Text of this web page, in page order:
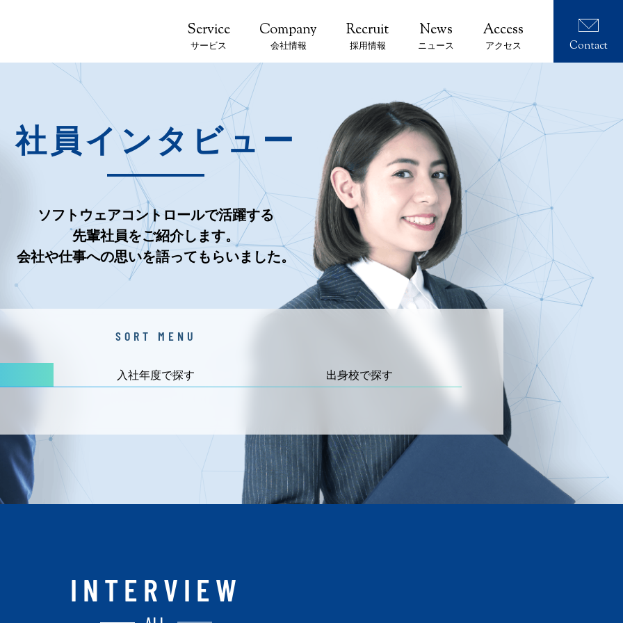
サービス 会社情報 採用情報 ニュース アクセス Contact
社員インタビュー
ソフトウェアコントロールで活躍する
先輩社員をご紹介します。
会社や仕事への思いを語ってもらいました。
SORT MENU
入社年度で探す 出身校で探す
INTERVIEW